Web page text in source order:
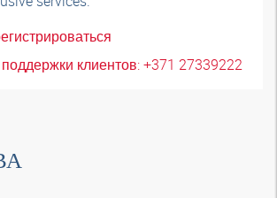
клиентов: +371 27339222